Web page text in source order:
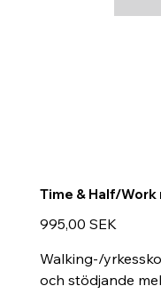
Time & Half/Work
Prix
995,00 SEK
Walking-/
och stödjande